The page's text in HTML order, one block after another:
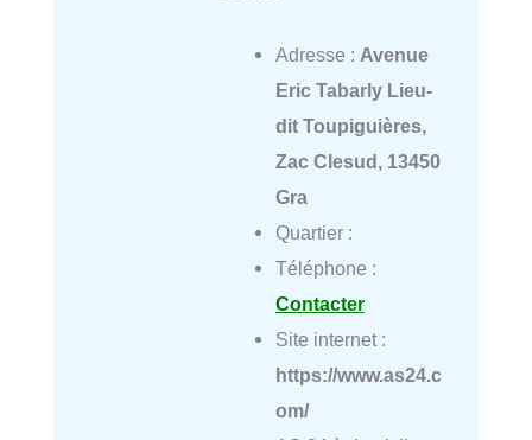
Adresse : Avenue
Eric Tabarly Lieu-
dit Toupiguières,
Zac Clesud, 13450
Gra
Quartier :
Téléphone :
Contacter
Site internet :
https://www.as24.c
om/